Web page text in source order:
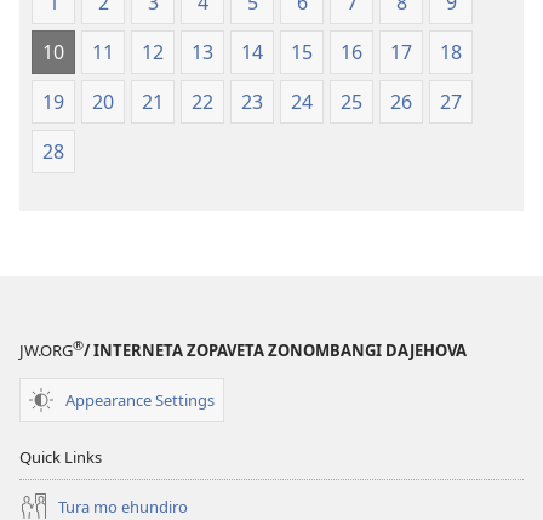
10
11 12 13 14 15 16 17
18
19
20 21 22 23 24 25 26
27
28
JW.ORG®/ INTERNETA ZOPAVETA ZONOMBANGI DAJEHOVA
Appearance Settings
Quick Links
Tura mo ehundiro